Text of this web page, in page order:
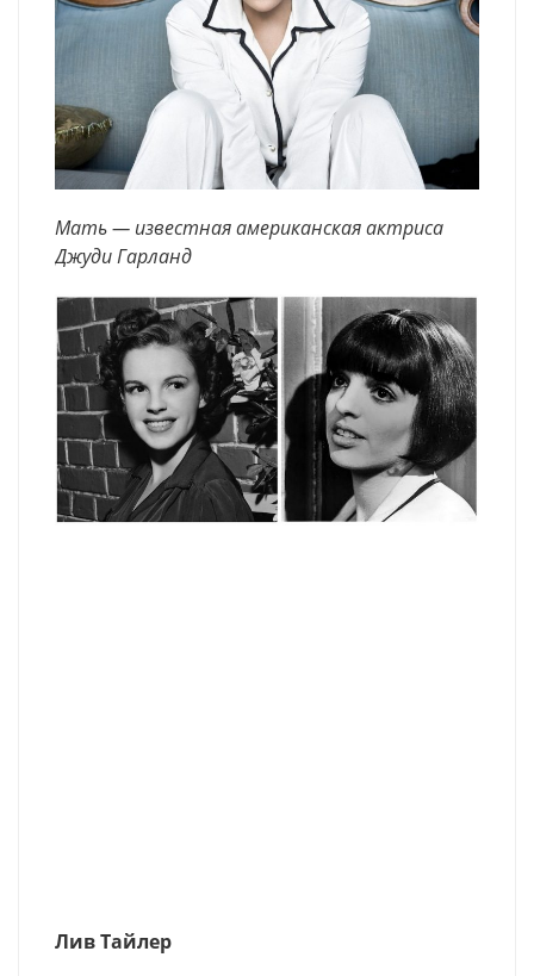
Мать — известная американская актриса
Джуди Гарланд
Лив Тайлер